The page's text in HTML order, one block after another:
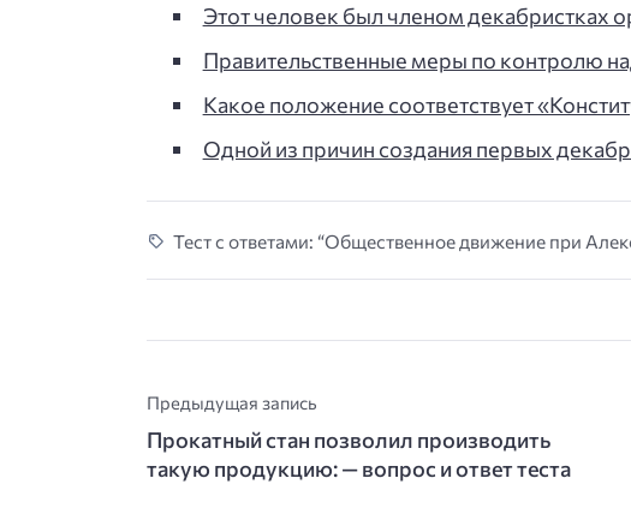
Этот человек был членом декабристках
Правительственные меры по контролю
Какое положение соответствует
Одной из причин создания первых
Тест с ответами: “Общественное движение при
Предыдущая запись
Прокатный стан позволил производить
такую продукцию: — вопрос и ответ теста